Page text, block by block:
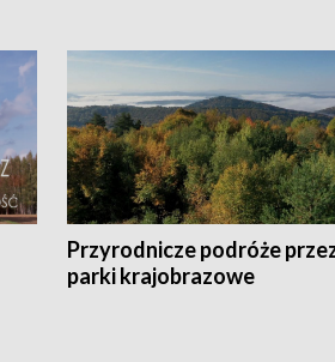
Przyrodnicze podróże
parki krajobrazowe